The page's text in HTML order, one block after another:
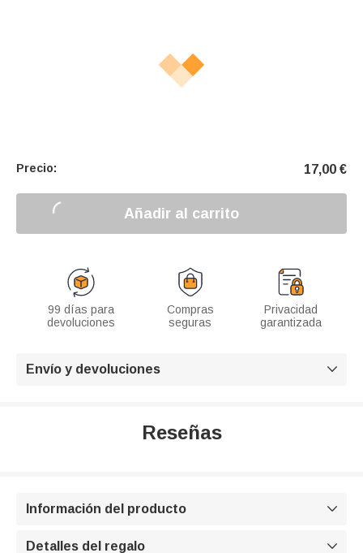
Precio: 17,00 €
Añadir al carrito
99 días para
devoluciones
Compras
seguras
Privacidad
garantizada
Envío y devoluciones 
Reseñas
Información del producto 
Detalles del regalo 